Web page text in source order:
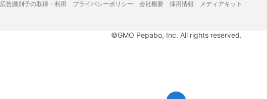
広告識別子の取得・利用 プライバシーポリシー 会社概要 採用情報 メディアキット
©GMO Pepabo, Inc. All rights reserved.